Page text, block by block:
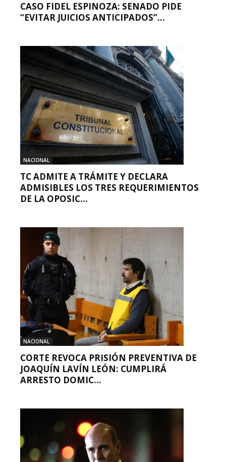
CASO FIDEL ESPINOZA: SENADO PIDE
“EVITAR JUICIOS ANTICIPADOS”...
NACIONAL
TC ADMITE A TRÁMITE Y DECLARA
ADMISIBLES LOS TRES REQUERIMIENTOS
DE LA OPOSIC...
NACIONAL
CORTE REVOCA PRISIÓN PREVENTIVA DE
JOAQUÍN LAVÍN LEÓN: CUMPLIRÁ
ARRESTO DOMIC...